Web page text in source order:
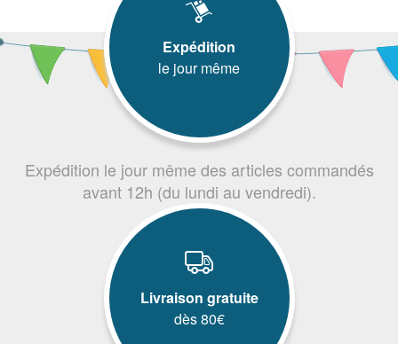
Expédition
le jour même
Expédition le jour même des articles commandés
avant 12h (du lundi au vendredi).
Livraison gratuite
dès 80€